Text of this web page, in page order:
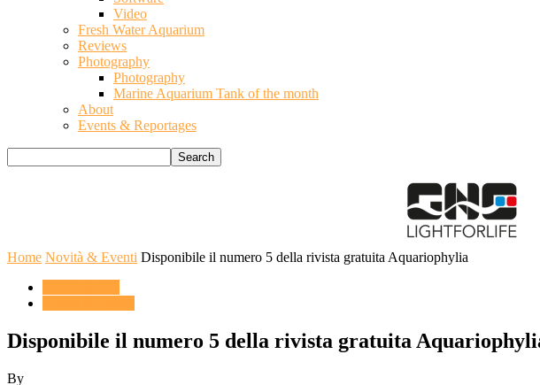
Video
Fresh Water Aquarium
Reviews
Photography
Photography
Marine Aquarium Tank of the month
About
Events & Reportages
Home Novità & Eventi Disponibile il numero 5 della rivista gratuita Aquariophylia
Disponibile il numero 5 della rivista gratuita
By